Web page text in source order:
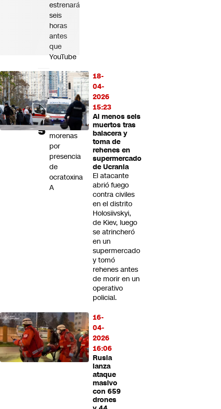
18-
04-
2026
15:23
Al menos seis
muertos tras
balacera y
toma de
rehenes en
supermercado
de Ucrania
El atacante
abrió fuego
contra civiles
en el distrito
Holosiivskyi,
de Kiev, luego
se atrincheró
en un
supermercado
y tomó
rehenes antes
de morir en un
operativo
policial.
16-
04-
2026
16:06
Rusia
lanza
ataque
masivo
con 659
drones
estrenará
seis
horas
antes
que
YouTube
Minsal
ordena
retirar
lote
de
pasas
morenas
por
presencia
de
ocratoxina
A